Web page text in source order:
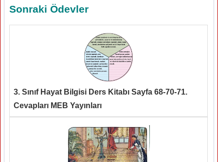
Sonraki Ödevler
3. Sınıf Hayat Bilgisi Ders Kitabı Sayfa 68-70-71.
Cevapları MEB Yayınları